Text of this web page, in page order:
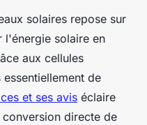
solaires repose sur
l'énergie solaire en
aux cellules
de
et ses avis éclaire
directe de